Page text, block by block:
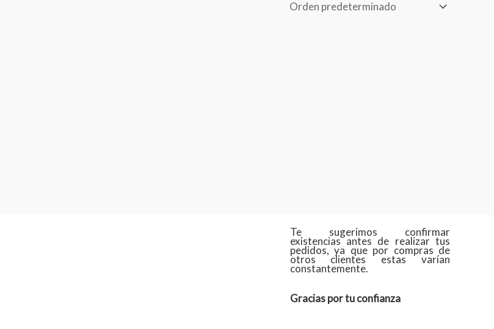
Te sugerimos confirmar
existencias antes de realizar tus
pedidos, ya que por compras de
otros clientes estas varían
constantemente.
Gracias por tu confianza